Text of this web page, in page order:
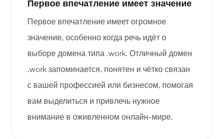
Первое впечатление имеет значение
Первое впечатление имеет огромное
значение, особенно когда речь идёт о
выборе домена типа .work. Отличный домен
.work запоминается, понятен и чётко связан
с вашей профессией или бизнесом, помогая
вам выделиться и привлечь нужное
внимание в оживленном онлайн-мире.